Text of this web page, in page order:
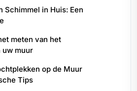
Schimmel in Huis: Een
meten van het
muur
op de Muur
Tips